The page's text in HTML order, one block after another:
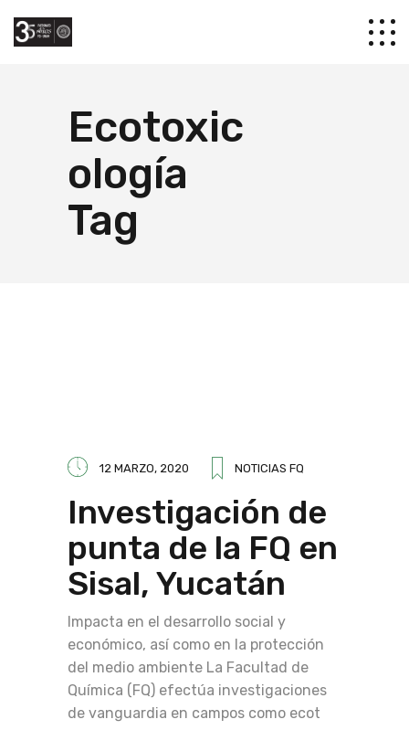
Ecotoxic
ología
Tag
12 MARZO, 2020 NOTICIAS FQ
Investigación de
punta de la FQ en
Sisal, Yucatán
Impacta en el desarrollo social y
económico, así como en la protección
del medio ambiente La Facultad de
Química (FQ) efectúa investigaciones
de vanguardia en campos como ecot